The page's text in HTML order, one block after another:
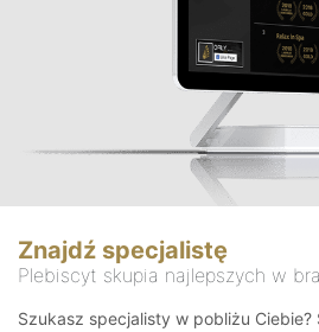
Znajdź specjalistę
Plebiscyt skupia najlepszych w
Szukasz specjalisty w pobliżu Ciebie?